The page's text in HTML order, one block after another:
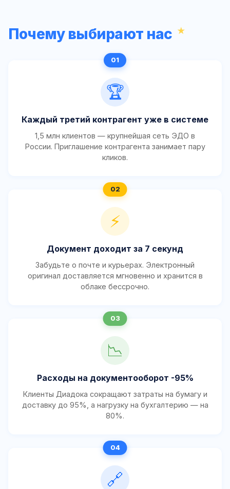
Почему выбирают нас
🏆
Каждый третий контрагент уже в системе
1,5 млн клиентов — крупнейшая сеть ЭДО в
России. Приглашение контрагента занимает пару
кликов.
⚡
Документ доходит за 7 секунд
Забудьте о почте и курьерах. Электронный
оригинал доставляется мгновенно и хранится в
облаке бессрочно.
📉
Расходы на документооборот -95%
Клиенты Диадока сокращают затраты на бумагу и
доставку до 95%, а нагрузку на бухгалтерию — на
80%.
🔗